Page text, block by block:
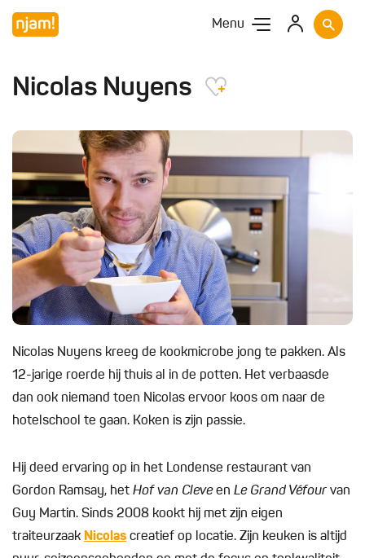
Menu
Nicolas Nuyens
Nicolas Nuyens kreeg de kookmicrobe jong te pakken. Als
12-jarige roerde hij thuis al in de potten. Het verbaasde
dan ook niemand toen Nicolas ervoor koos om naar de
hotelschool te gaan. Koken is zijn passie.
Hij deed ervaring op in het Londense restaurant van
Gordon Ramsay, het Hof van Cleveen Le Grand Véfour van
Guy Martin. Sinds 2008 kookt hij met zijn eigen
traiteurzaak Nicolas creatief op locatie. Zijn keuken is altijd